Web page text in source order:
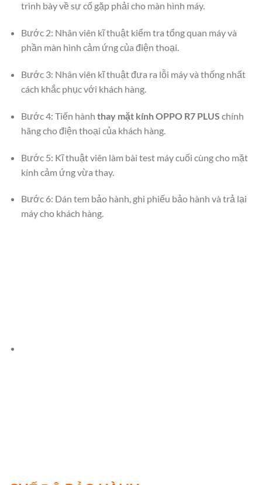
trình bày về sự cố gặp phải cho màn hình máy.
Bước 2: Nhân viên kĩ thuật kiểm tra tổng quan máy và
phần màn hình cảm ứng của điện thoại.
Bước 3: Nhân viên kĩ thuật đưa ra lỗi máy và thống nhất
cách khắc phục với khách hàng.
Bước 4: Tiến hành thay mặt kính OPPO R7 PLUS chính
hãng cho điện thoại của khách hàng.
Bước 5: Kĩ thuật viên làm bài test máy cuối cùng cho mặt
kính cảm ứng vừa thay.
Bước 6: Dán tem bảo hành, ghi phiếu bảo hành và trả lại
máy cho khách hàng.